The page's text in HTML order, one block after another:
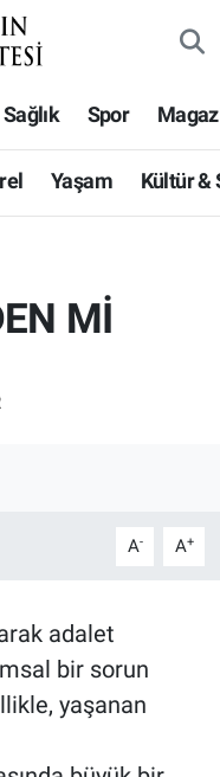
Sağlık Spor
Yaşam Kültür &
Mİ
A- A+
adalet
bir sorun
yaşanan